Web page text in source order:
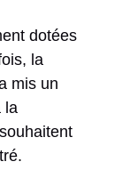
dotées
la
mis un
la